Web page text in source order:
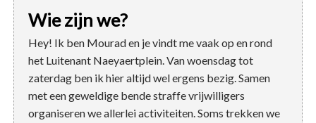
Wie zijn we?
Hey! Ik ben Mourad en je vindt me vaak op en rond
het Luitenant Naeyaertplein. Van woensdag tot
zaterdag ben ik hier altijd wel ergens bezig. Samen
met een geweldige bende straffe vrijwilligers
organiseren we allerlei activiteiten. Soms trekken we